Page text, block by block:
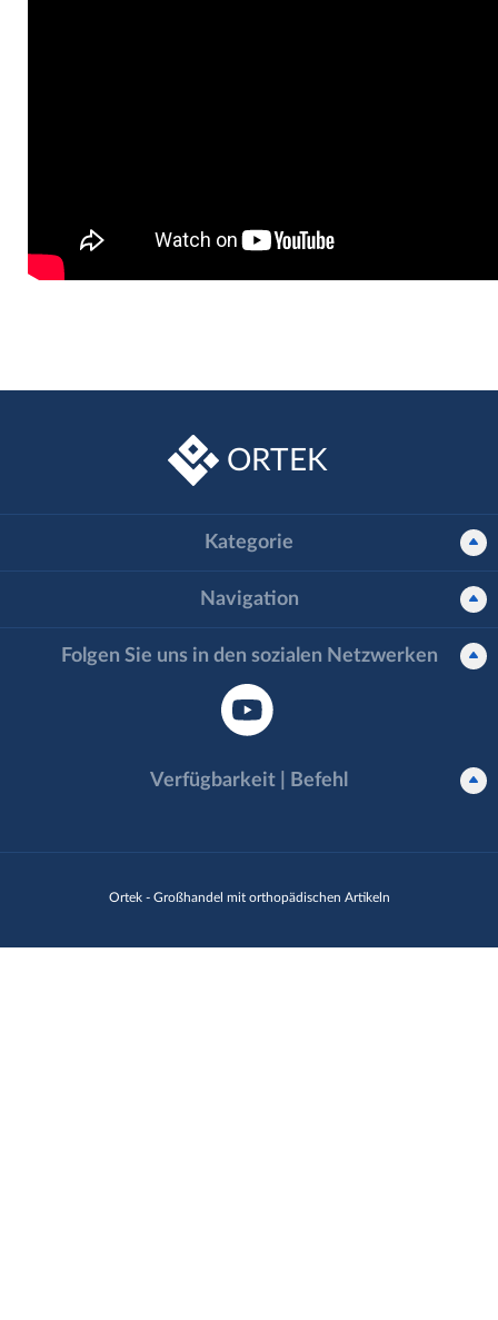
ORTEK
Ortek - Großhandel mit orthopädischen Artikeln
Kategorie
Navigation
Folgen Sie uns in den sozialen Netzwerken
Verfügbarkeit | Befehl